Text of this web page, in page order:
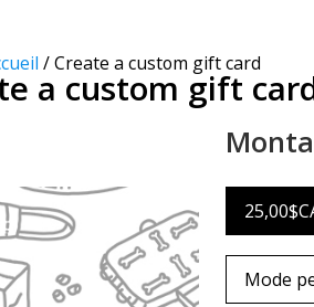
/ Create a custom gift card
a custom gift
Mode